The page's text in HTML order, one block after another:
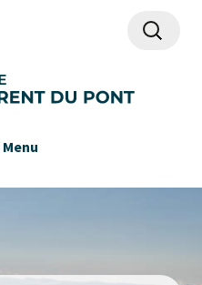
Menu